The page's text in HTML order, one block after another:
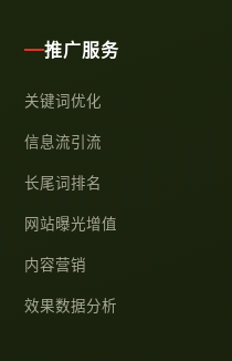
推广服务
关键词优化
信息流引流
长尾词排名
网站曝光增值
内容营销
效果数据分析